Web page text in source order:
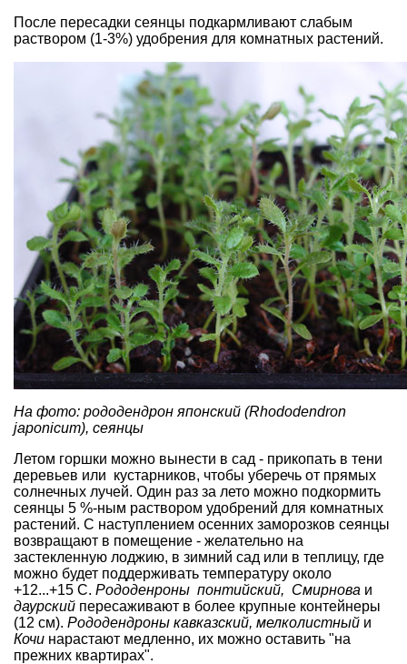
После пересадки сеянцы подкармливают слабым
раствором (1-3%) удобрения для комнатных растений.
На фото: рододендрон японский (Rhododendron
japonicum), сеянцы
Летом горшки можно вынести в сад - прикопать в тени
деревьев или кустарников, чтобы уберечь от прямых
солнечных лучей. Один раз за лето можно подкормить
сеянцы 5 %-ным раствором удобрений для комнатных
растений. С наступлением осенних заморозков сеянцы
возвращают в помещение - желательно на
застекленную лоджию, в зимний сад или в теплицу, где
можно будет поддерживать температуру около
+12...+15 С. Рододенроны понтийский, Смирнова и
даурский пересаживают в более крупные контейнеры
(12 см). Рододендроны кавказский, мелколистный и
Кочи нарастают медленно, их можно оставить "на
прежних квартирах".